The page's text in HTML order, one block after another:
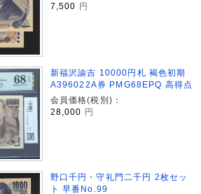
7,500
円
新福沢諭吉 10000円札 褐色初期
A396022A券 PMG68EPQ 高得点
会員価格(税別)：
28,000
円
野口千円・守礼門二千円 2枚セッ
ト 早番No.99